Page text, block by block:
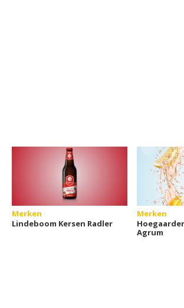
Merken
Lindeboom Kersen Radler
Merken
Agrum